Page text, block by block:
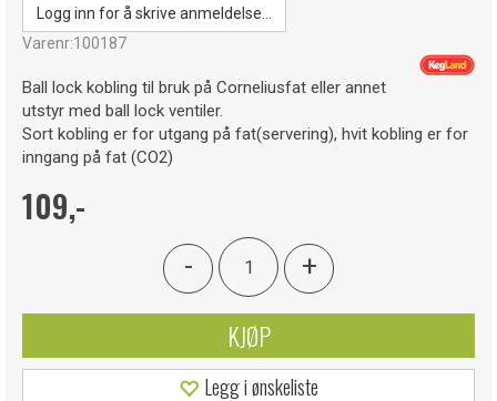
Logg inn for å skrive anmeldelse...
Varenr:100187
Ball lock kobling til bruk på Corneliusfat eller annet
utstyr med ball lock ventiler.
Sort kobling er for utgang på fat(servering), hvit kobling er for
inngang på fat (CO2)
109,-
- +
KJØP
Legg i ønskeliste